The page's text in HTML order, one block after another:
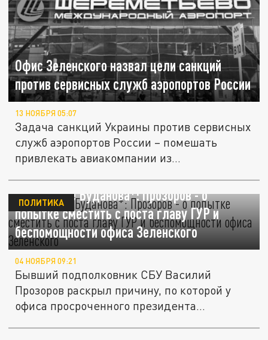
Офис Зеленского назвал цели санкций
против сервисных служб аэропортов России
13 НОЯБРЯ 05:07
Задача санкций Украины против сервисных
служб аэропортов России – помешать
привлекать авиакомпании из...
Увольнение Буданова*: Прозоров - о
попытке сместить с поста главу ГУР и
беспомощности офиса Зеленского
ПОЛИТИКА
04 НОЯБРЯ 09:21
Бывший подполковник СБУ Василий
Прозоров раскрыл причину, по которой у
офиса просроченного президента...